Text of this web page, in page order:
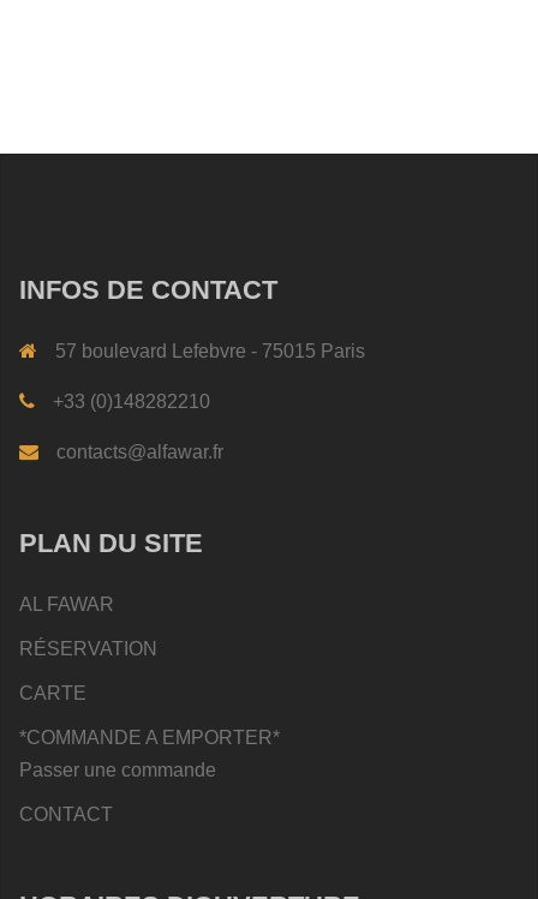
INFOS DE CONTACT
57 boulevard Lefebvre - 75015 Paris
+33 (0)148282210
contacts@alfawar.fr
PLAN DU SITE
AL FAWAR
RÉSERVATION
CARTE
*COMMANDE A EMPORTER*
Passer une commande
CONTACT